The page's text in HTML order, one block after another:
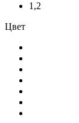
1,2
Цвет